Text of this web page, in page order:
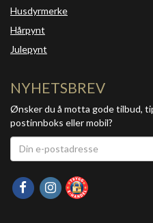
Husdyrmerke
Hårpynt
Julepynt
NYHETSBREV
Ønsker du å motta gode tilbud,
postinnboks eller mobil?